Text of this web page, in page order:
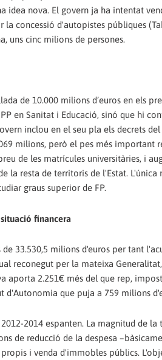
idea nova. El govern ja ha intentat
concessió d'autopistes públiques
uns cinc milions de persones.
de 10.000 milions d’euros en els
en Sanitat i Educació, sinó que hi
inclou en el seu pla els decrets
milions, però el pes més important
de les matrícules universitàries, i
la resta de territoris de l'Estat.
graus superior de FP.
financera
33.530,5 milions d'euros per tant
reconegut per la mateixa
aporta 2.251€ més del que rep,
que puja a 759 milions
2014 espanten. La magnitud de la
de reducció de la despesa
i venda d'immobles públics.